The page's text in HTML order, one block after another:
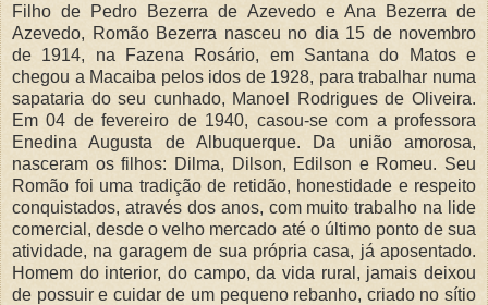
Filho de Pedro Bezerra de Azevedo e Ana Bezerra de
Azevedo, Romão Bezerra nasceu no dia 15 de novembro
de 1914, na Fazena Rosário, em Santana do Matos e
chegou a Macaiba pelos idos de 1928, para trabalhar numa
sapataria do seu cunhado, Manoel Rodrigues de Oliveira.
Em 04 de fevereiro de 1940, casou-se com a professora
Enedina Augusta de Albuquerque. Da união amorosa,
nasceram os filhos: Dilma, Dilson, Edilson e Romeu. Seu
Romão foi uma tradição de retidão, honestidade e respeito
conquistados, através dos anos, com muito trabalho na lide
comercial, desde o velho mercado até o último ponto de sua
atividade, na garagem de sua própria casa, já aposentado.
Homem do interior, do campo, da vida rural, jamais deixou
de possuir e cuidar de um pequeno rebanho, criado no sítio